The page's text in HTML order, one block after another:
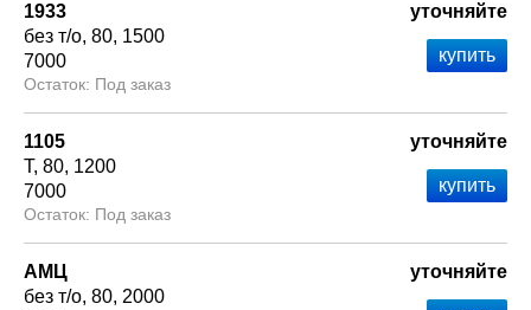
1933
без т/о 80 1500
7000
Под заказ
уточняйте
1105
Т 80 1200
7000
Под заказ
уточняйте
АМЦ
без т/о 80 2000
уточняйте